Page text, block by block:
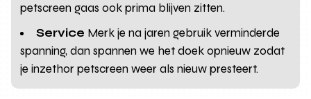
petscreen gaas ook prima blijven zitten.
Service Merk je na jaren gebruik verminderde
spanning, dan spannen we het doek opnieuw zodat
je inzethor petscreen weer als nieuw presteert.